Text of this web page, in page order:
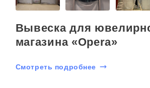
Вывеска для
магазина «Opera»
Смотреть подробнее